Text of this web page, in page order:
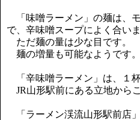
「味噌ラーメン」の麺は、
で、辛味噌スープによく合いま
ただ麺の量は少な目です。
麺の増量も可能なようです。
「辛味噌ラーメン」は、１杯
JR山形駅前にある立地から
「ラーメン渓流山形駅前店」